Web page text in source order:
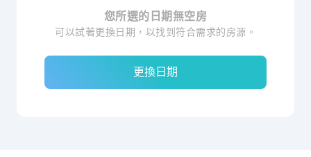
您所選的日期無空房
可以試著更換日期，以找到符合需求的房源。
更換日期